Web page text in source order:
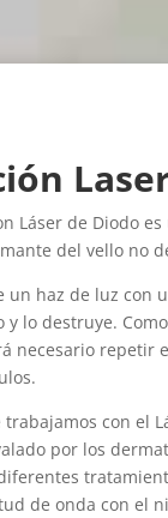
Láser de Diodo
del vello no
un haz de luz con
y lo destruye.
necesario repetir
trabajamos con el
por los
de onda con el